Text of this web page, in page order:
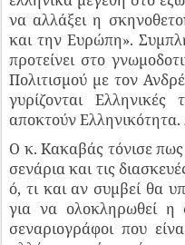
να αλλάξει η
και την Ευρώπη».
προτείνει στο
Πολιτισμού με τον
γυρίζονται
αποκτούν
Ο κ. Κακαβάς τόνισε
σενάρια και τις
ό, τι και αν συμβεί θα
για να ολοκληρωθεί η
σεναριογράφοι που